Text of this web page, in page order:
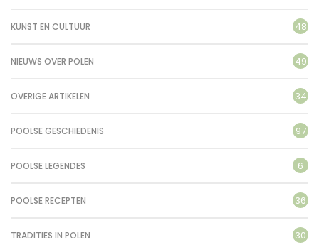
KUNST EN CULTUUR 48
NIEUWS OVER POLEN 49
OVERIGE ARTIKELEN 34
POOLSE GESCHIEDENIS 97
POOLSE LEGENDES 6
POOLSE RECEPTEN 36
TRADITIES IN POLEN 30